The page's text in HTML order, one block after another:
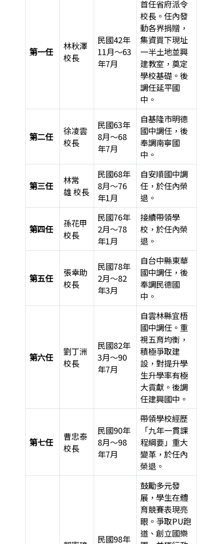
第一任
林秋澤
校長
民國42年
11月～63
年7月
首任省府派令
校長。任內發
動各界捐贈，
集資買下現址
一半土地並興
建教室，奠定
學校基礎。後
調任延平國
中。
第二任
徐凌雲
校長
民國63年
8月～68
年7月
自基隆市明德
國中調任，後
奉調南寧國
中。
第三任
林常
雄 校長
民國68年
8月～76
年1月
自安順國中調
任，於任內榮
退。
第四任
孫花甲
校長
民國76年
2月～78
年1月
接續帶領學
校，於任內榮
退。
第五任
張幸助
校長
民國78年
2月～82
年3月
自台中縣東華
國中調任，後
奉調民德國
中。
第六任
劉丁洲
校長
民國82年
3月～90
年7月
自雲林縣宜梧
國中調任。重
視五育均衡，
積極爭取建
設，對提升學
生升學率有極
大貢獻。後調
任建興國中。
第七任
曹忠泰
校長
民國90年
8月～98
年7月
帶領學校經歷
「九年一貫課
程綱要」重大
變革，於任內
榮退。
民國98年
鼓勵多元發
展，學生在體
育競賽表現亮
眼。爭取PU跑
道、創立國樂